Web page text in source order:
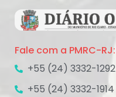
Fale com a PMRC-RJ:
+55 (24) 3332-1292
+55 (24) 3332-1914